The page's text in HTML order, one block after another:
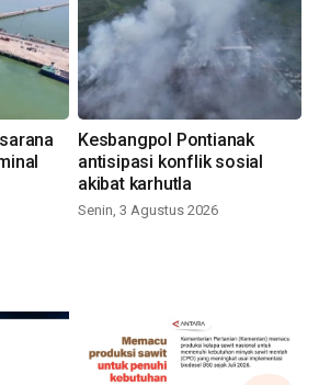
Kesbangpol Pontianak
antisipasi konflik sosial
akibat karhutla
Senin, 3 Agustus 2026